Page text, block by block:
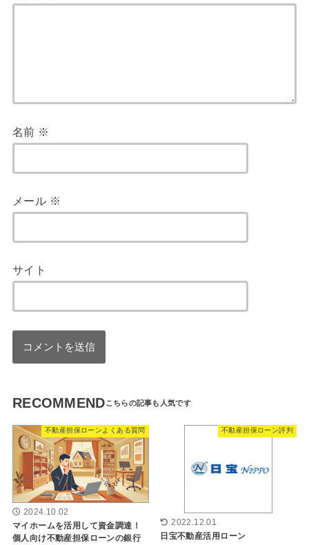
名前 ※
メール ※
サイト
RECOMMEND
不動産担保ローンよくある質問
2024.10.02
マイホームを活用して資金調達！
個人向け不動産担保ローンの銀行
不動産担保ローン評判
2022.12.01
日宝不動産活用ローン